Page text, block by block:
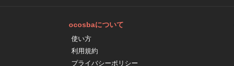
ocosbaについて
使い方
利用規約
プライバシーポリシー